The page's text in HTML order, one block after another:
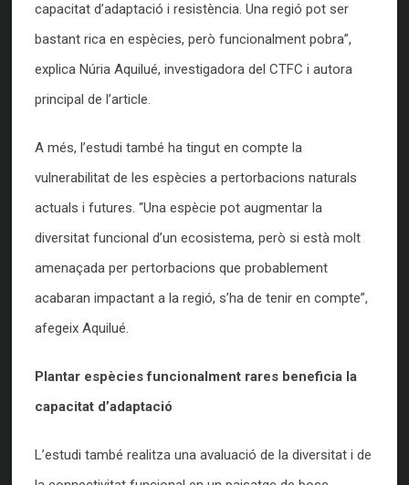
capacitat d’adaptació i resistència. Una regió pot ser
bastant rica en espècies, però funcionalment pobra”,
explica Núria Aquilué, investigadora del CTFC i autora
principal de l’article.
A més, l’estudi també ha tingut en compte la
vulnerabilitat de les espècies a pertorbacions naturals
actuals i futures. “Una espècie pot augmentar la
diversitat funcional d’un ecosistema, però si està molt
amenaçada per pertorbacions que probablement
acabaran impactant a la regió, s’ha de tenir en compte”,
afegeix Aquilué.
Plantar espècies funcionalment rares beneficia la
capacitat d’adaptació
L’estudi també realitza una avaluació de la diversitat i de